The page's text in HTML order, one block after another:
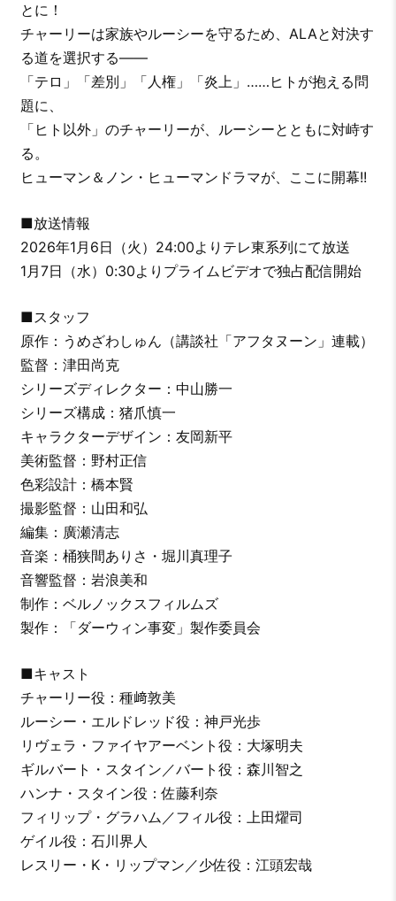
とに！
チャーリーは家族やルーシーを守るため、ALAと対決す
る道を選択する——
「テロ」「差別」「人権」「炎上」……ヒトが抱える問
題に、
「ヒト以外」のチャーリーが、ルーシーとともに対峙す
る。
ヒューマン＆ノン・ヒューマンドラマが、ここに開幕!!
■放送情報
2026年1月6日（火）24:00よりテレ東系列にて放送
1月7日（水）0:30よりプライムビデオで独占配信開始
■スタッフ
原作：うめざわしゅん（講談社「アフタヌーン」連載）
監督：津田尚克
シリーズディレクター：中山勝一
シリーズ構成：猪爪慎一
キャラクターデザイン：友岡新平
美術監督：野村正信
色彩設計：橋本賢
撮影監督：山田和弘
編集：廣瀬清志
音楽：桶狭間ありさ・堀川真理子
音響監督：岩浪美和
制作：ベルノックスフィルムズ
製作：「ダーウィン事変」製作委員会
■キャスト
チャーリー役：種﨑敦美
ルーシー・エルドレッド役：神戸光歩
リヴェラ・ファイヤアーベント役：大塚明夫
ギルバート・スタイン／バート役：森川智之
ハンナ・スタイン役：佐藤利奈
フィリップ・グラハム／フィル役：上田燿司
ゲイル役：石川界人
レスリー・K・リップマン／少佐役：江頭宏哉